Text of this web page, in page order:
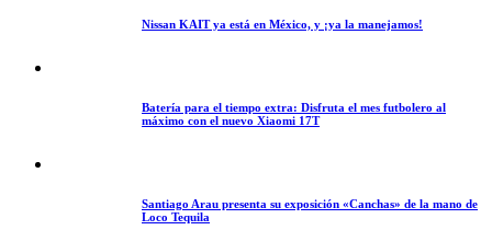
Nissan KAIT ya está en México, y ¡ya la manejamos!
Batería para el tiempo extra: Disfruta el mes futbolero al
máximo con el nuevo Xiaomi 17T
Santiago Arau presenta su exposición «Canchas» de la mano de
Loco Tequila